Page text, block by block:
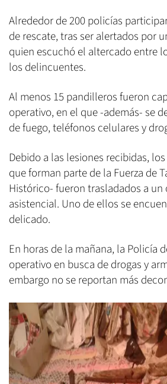
Alrededor de 200 policías
de rescate, tras ser alertados por
quien escuchó el altercado entre
los delincuentes.
Al menos 15 pandilleros fueron
operativo, en el que -además- se
de fuego, teléfonos celulares y
Debido a las lesiones recibidas,
que forman parte de la Fuerza de
Histórico- fueron trasladados a un
asistencial. Uno de ellos se
delicado.
En horas de la mañana, la Policía
operativo en busca de drogas y
embargo no se reportan más